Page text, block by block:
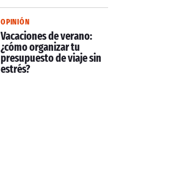
OPINIÓN
Vacaciones de verano:
¿cómo organizar tu
presupuesto de viaje sin
estrés?